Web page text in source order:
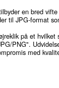
en bred
til JPG-format
på et
PNG".
med